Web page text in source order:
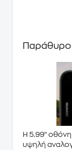
Παράθυρο
Η 5.99" οθόνη
υψηλή